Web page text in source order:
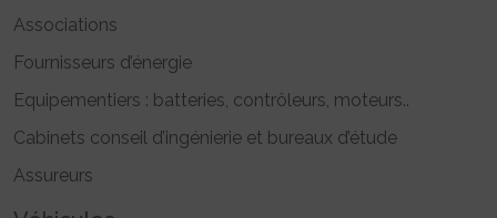
Associations
Fournisseurs d’énergie
Equipementiers : batteries, contrôleurs, moteurs..
Cabinets conseil d’ingénierie et bureaux d’étude
Assureurs